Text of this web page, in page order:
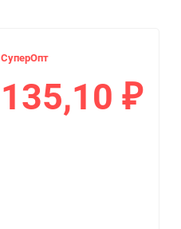
СуперОпт
135,10 ₽